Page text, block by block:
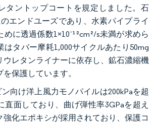
タントップコートを規定しました。石
エンドユーズであり、水素パイプライ
に透過係数1×10⁻¹²cm²/s未満が求めら
はタバー摩耗1,000サイクルあたり50mg
ウレタンライナーに依存し、鉱石濃縮機
保護しています。
向け洋上風力モノパイルは200kPaを超
直面しており、曲げ弾性率3GPaを超え
強化エポキシが採用されており、保護コ